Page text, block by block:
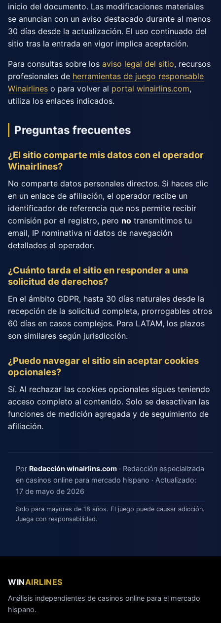
inicio del documento. Las modificaciones materiales
se anuncian con un aviso destacado durante al menos
30 días desde la actualización. El uso continuado del
sitio tras la entrada en vigor implica aceptación.
Para consultas sobre los aviso legal del sitio, recursos
profesionales de herramientas de juego responsable
Winairlines o para volver al portal winairlins.com,
utiliza los enlaces indicados.
Preguntas frecuentes
¿El sitio comparte mis datos con el operador
Winairlines?
No comparte datos personales directos. Si haces clic
en un enlace de afiliación, el operador recibe un
identificador de referencia que nos permite recibir
comisión por el registro, pero no transmitimos tu
email, IP nominativa ni datos de navegación
detallados al operador.
¿Cuánto tarda el sitio en responder a una
solicitud de derechos?
En el ámbito GDPR, hasta 30 días naturales desde la
recepción de la solicitud completa, prorrogables otros
60 días en casos complejos. Para LATAM, los plazos
son similares según jurisdicción.
¿Puedo navegar el sitio sin aceptar cookies
opcionales?
Sí. Al rechazar las cookies opcionales sigues teniendo
acceso completo al contenido. Solo se desactivan las
funciones de medición agregada y de seguimiento de
afiliación.
Por Redacción winairlins.com · Redacción especializada
en casinos online para mercado hispano · Actualizado:
17 de mayo de 2026
Solo para mayores de 18 años. El juego puede causar adicción.
Juega con responsabilidad.
WINAIRLINES
Análisis independientes de casinos online para el mercado
hispano.